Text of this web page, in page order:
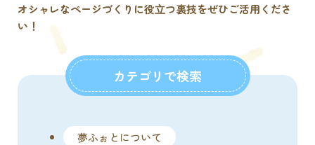
オシャレなページづくりに役⽴つ裏技をぜひご活用くださ
い！
カテゴリで検索
夢ふぉとについて